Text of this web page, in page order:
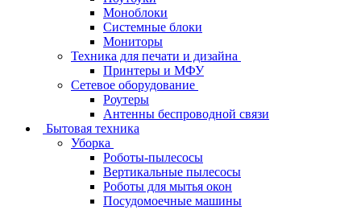
Моноблоки
Системные блоки
Мониторы
Техника для печати и дизайна
Принтеры и МФУ
Сетевое оборудование
Роутеры
Антенны беспроводной связи
Бытовая техника
Уборка
Роботы-пылесосы
Вертикальные пылесосы
Роботы для мытья окон
Посудомоечные машины